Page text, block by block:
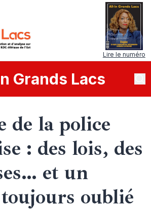
Lire le numéro
Grands Lacs
de la police
: des lois, des
et un
oublié